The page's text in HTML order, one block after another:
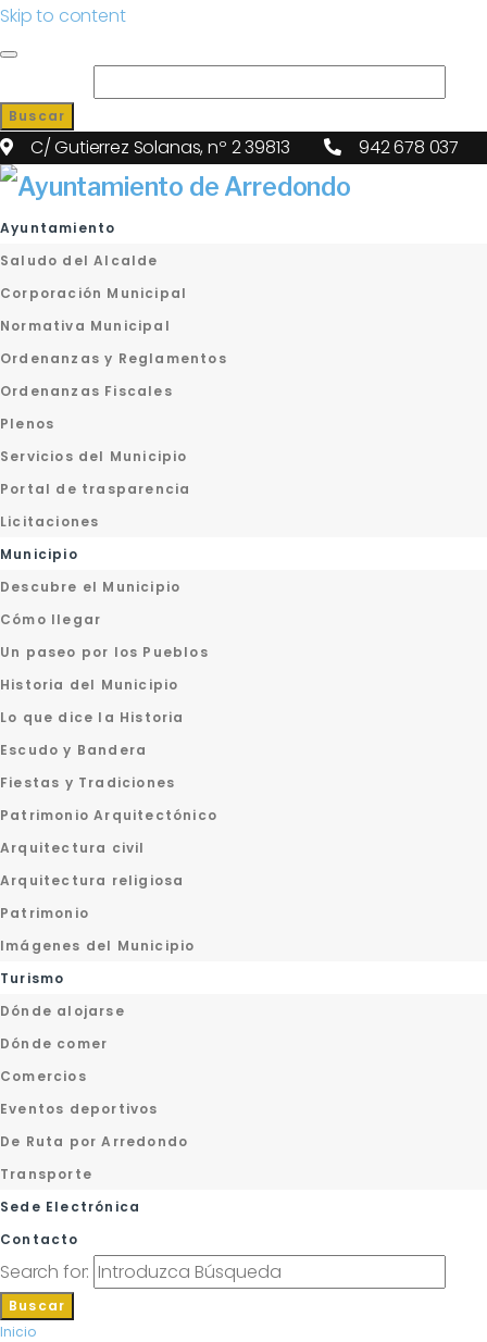
Skip to content
Buscar
C/ Gutierrez Solanas, nº 2 39813 942 678 037
Ayuntamiento
Saludo del Alcalde
Corporación Municipal
Normativa Municipal
Ordenanzas y Reglamentos
Ordenanzas Fiscales
Plenos
Servicios del Municipio
Portal de trasparencia
Licitaciones
Municipio
Descubre el Municipio
Cómo llegar
Un paseo por los Pueblos
Historia del Municipio
Lo que dice la Historia
Escudo y Bandera
Fiestas y Tradiciones
Patrimonio Arquitectónico
Arquitectura civil
Arquitectura religiosa
Patrimonio
Imágenes del Municipio
Turismo
Dónde alojarse
Dónde comer
Comercios
Eventos deportivos
De Ruta por Arredondo
Transporte
Sede Electrónica
Contacto
Search for:
Buscar
Inicio